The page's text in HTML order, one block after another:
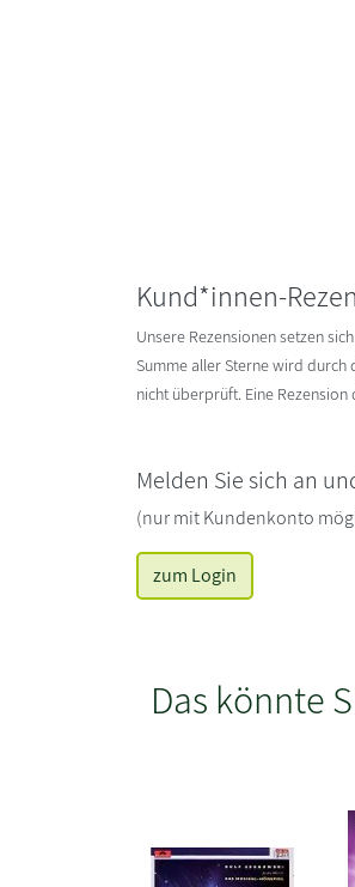
Kund*innen-
Unsere Rezensionen setzen
Summe aller Sterne wird durch
nicht überprüft. Eine
Melden Sie sich an
(nur mit Kundenkonto
zum Login
Das könnte